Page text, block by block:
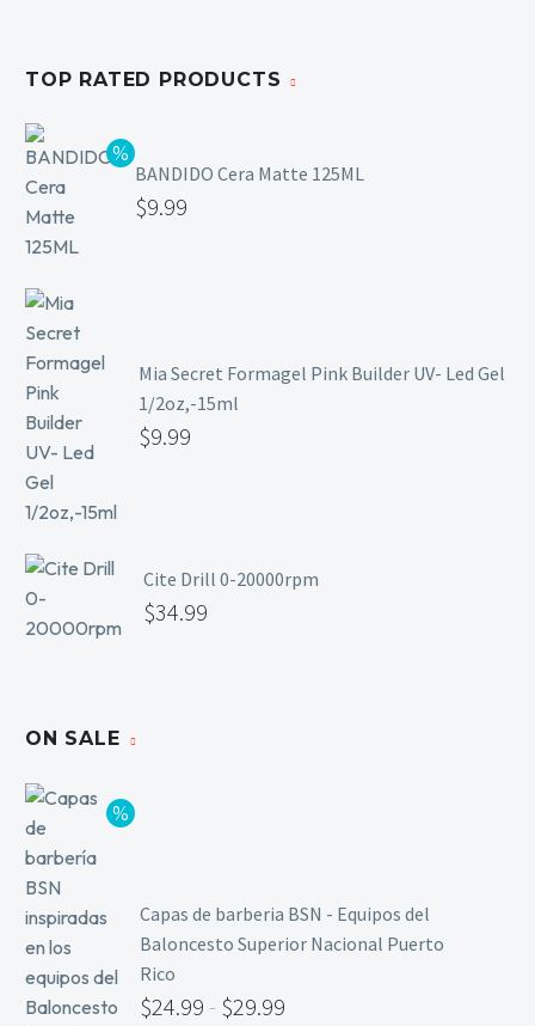
TOP RATED PRODUCTS
BANDIDO Cera Matte 125ML
$9.99
Mia Secret Formagel Pink Builder UV- Led Gel
1/2oz,-15ml
$9.99
Cite Drill 0-20000rpm
$34.99
ON SALE
Capas de barberia BSN - Equipos del
Baloncesto Superior Nacional Puerto
Rico
$24.99 - $29.99